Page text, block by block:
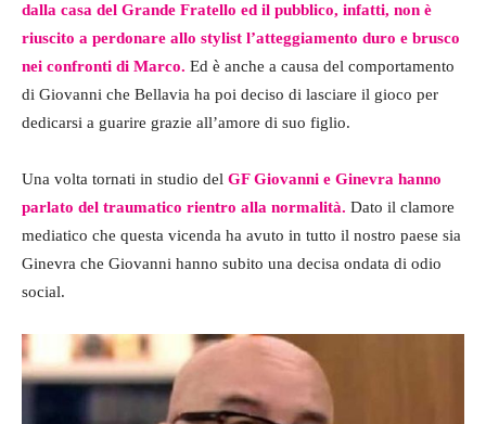
dalla casa del Grande Fratello ed il pubblico, infatti, non è
riuscito a perdonare allo stylist l’atteggiamento duro e brusco
nei confronti di Marco. Ed è anche a causa del comportamento
di Giovanni che Bellavia ha poi deciso di lasciare il gioco per
dedicarsi a guarire grazie all’amore di suo figlio.
Una volta tornati in studio del GF Giovanni e Ginevra hanno
parlato del traumatico rientro alla normalità. Dato il clamore
mediatico che questa vicenda ha avuto in tutto il nostro paese sia
Ginevra che Giovanni hanno subito una decisa ondata di odio
social.